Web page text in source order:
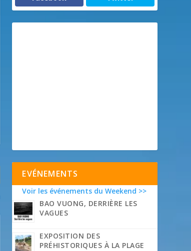
EVÉNEMENTS
Voir les événements du Weekend >>
BAO VUONG, DERRIÈRE LES
VAGUES
EXPOSITION DES
PRÉHISTORIQUES À LA PLAGE